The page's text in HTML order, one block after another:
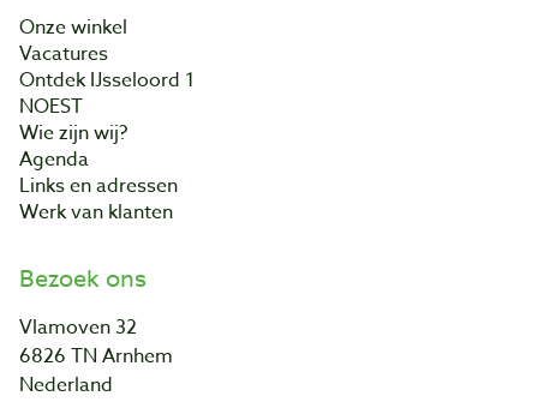
Onze winkel
Vacatures
Ontdek IJsseloord 1
NOEST
Wie zijn wij?
Agenda
Links en adressen
Werk van klanten
Bezoek ons
Vlamoven 32
6826 TN Arnhem
Nederland